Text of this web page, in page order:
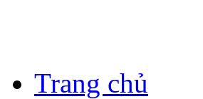
Trang chủ